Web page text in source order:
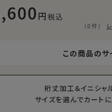
税込
（0件）
この商品のサ
裄丈加工＆イニシャ
サイズを選んでカート